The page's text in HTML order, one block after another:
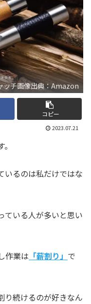
ッチ画像出典：Amazon
コピー
2023.07.21
いるのは私だけではな
ている人が多いと思い
作業は 「薪割り」 で
り続けるのが好きなん